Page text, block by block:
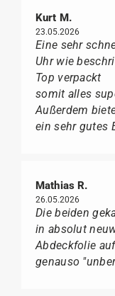
Kurt M.
23.05.2026
Eine sehr
Uhr wie
Top verpackt
somit alles
Außerdem
ein sehr gutes
Mathias R.
26.05.2026
Die beiden
in absolut
Abdeckfolie
genauso